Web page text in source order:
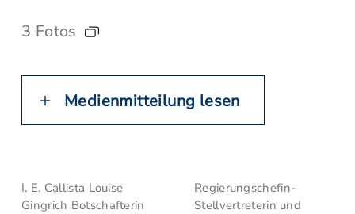
3 Fotos
Medienmitteilung lesen
I. E. Callista Louise
Gingrich Botschafterin
Regierungschefin-
Stellvertreterin und